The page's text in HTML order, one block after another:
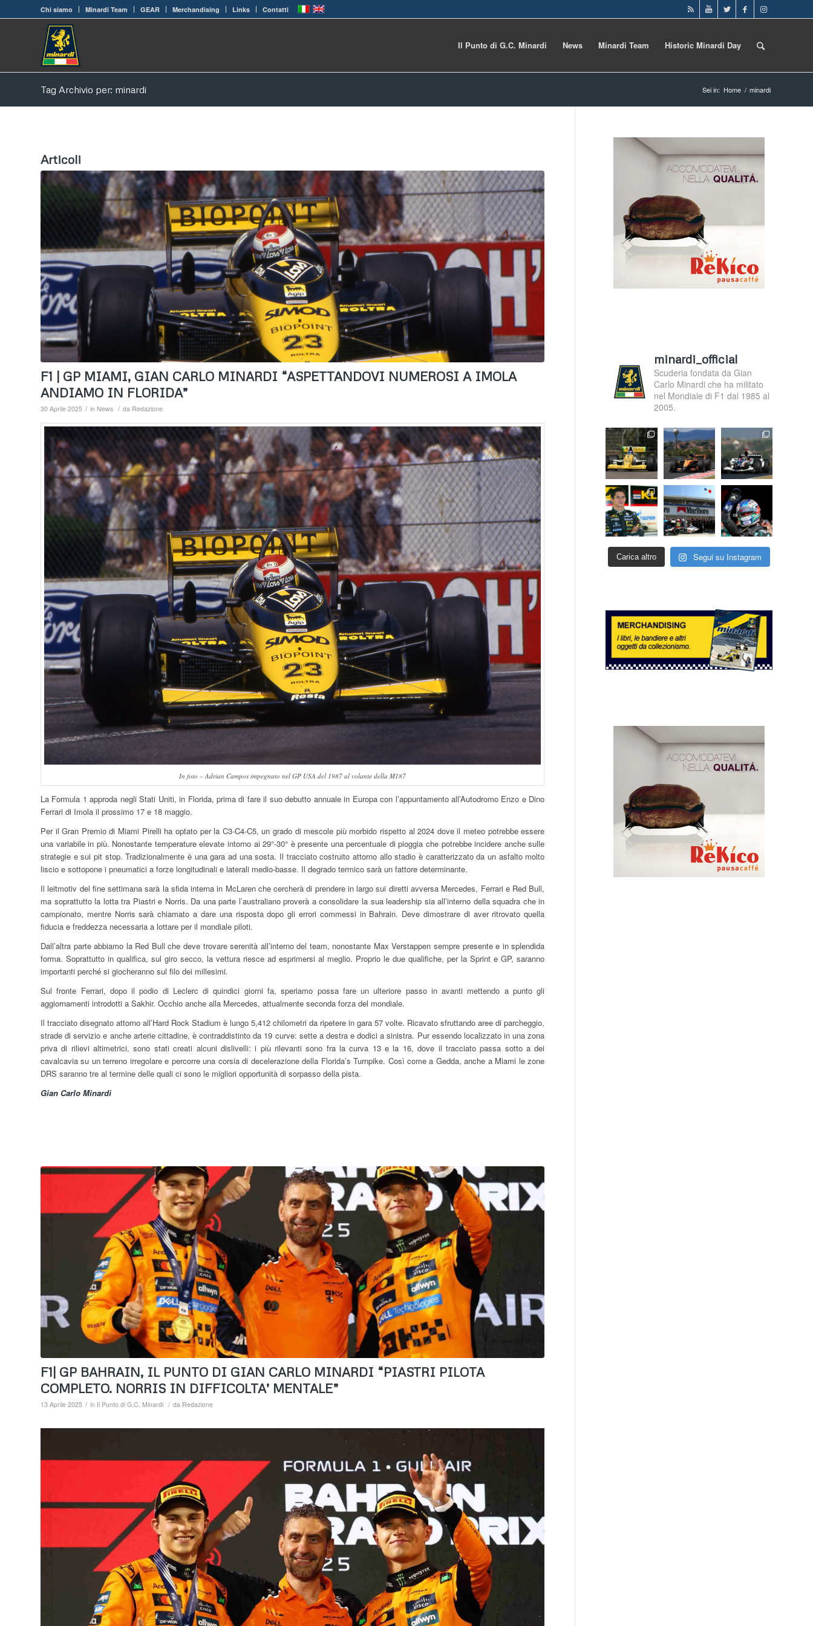
Chi siamo Minardi Team GEAR Merchandising Links Contatti
Il Punto di G.C. Minardi News Minardi Team Historic Minardi Day
Tag Archivio per: minardi Sei in: Home / minardi
Articoli
F1 | GP MIAMI, GIAN CARLO MINARDI “ASPETTANDOVI NUMEROSI A IMOLA
ANDIAMO IN FLORIDA”
30 Aprile 2025 / in News / da Redazione
In foto – Adrian Campos impegnato nel GP USA del 1987 al volante della M187
La Formula 1 approda negli Stati Uniti, in Florida, prima di fare il suo debutto annuale in Europa con l’appuntamento all’Autodromo Enzo e Dino
Ferrari di Imola il prossimo 17 e 18 maggio.
Per il Gran Premio di Miami Pirelli ha optato per la C3-C4-C5, un grado di mescole più morbido rispetto al 2024 dove il meteo potrebbe essere
una variabile in più. Nonostante temperature elevate intorno ai 29°-30° è presente una percentuale di pioggia che potrebbe incidere anche sulle
strategie e sui pit stop. Tradizionalmente è una gara ad una sosta. Il tracciato costruito attorno allo stadio è caratterizzato da un asfalto molto
liscio e sottopone i pneumatici a forze longitudinali e laterali medio-basse. Il degrado termico sarà un fattore determinante.
Il leitmotiv del fine settimana sarà la sfida interna in McLaren che cercherà di prendere in largo sui diretti avversa Mercedes, Ferrari e Red Bull,
ma soprattutto la lotta tra Piastri e Norris. Da una parte l’australiano proverà a consolidare la sua leadership sia all’interno della squadra che in
campionato, mentre Norris sarà chiamato a dare una risposta dopo gli errori commessi in Bahrain. Deve dimostrare di aver ritrovato quella
fiducia e freddezza necessaria a lottare per il mondiale piloti.
Dall’altra parte abbiamo la Red Bull che deve trovare serenità all’interno del team, nonostante Max Verstappen sempre presente e in splendida
forma. Soprattutto in qualifica, sul giro secco, la vettura riesce ad esprimersi al meglio. Proprio le due qualifiche, per la Sprint e GP, saranno
importanti perché si giocheranno sul filo dei millesimi.
Sul fronte Ferrari, dopo il podio di Leclerc di quindici giorni fa, speriamo possa fare un ulteriore passo in avanti mettendo a punto gli
aggiornamenti introdotti a Sakhir. Occhio anche alla Mercedes, attualmente seconda forza del mondiale.
Il tracciato disegnato attorno all’Hard Rock Stadium è lungo 5,412 chilometri da ripetere in gara 57 volte. Ricavato sfruttando aree di parcheggio,
strade di servizio e anche arterie cittadine, è contraddistinto da 19 curve: sette a destra e dodici a sinistra. Pur essendo localizzato in una zona
priva di rilievi altimetrici, sono stati creati alcuni dislivelli: i più rilevanti sono fra la curva 13 e la 16, dove il tracciato passa sotto a dei
cavalcavia su un terreno irregolare e percorre una corsia di decelerazione della Florida’s Turnpike. Così come a Gedda, anche a Miami le zone
DRS saranno tre al termine delle quali ci sono le migliori opportunità di sorpasso della pista.
Gian Carlo Minardi
F1| GP BAHRAIN, IL PUNTO DI GIAN CARLO MINARDI “PIASTRI PILOTA
COMPLETO. NORRIS IN DIFFICOLTA’ MENTALE”
13 Aprile 2025 / in Il Punto di G.C. Minardi / da Redazione
minardi_official
Scuderia fondata da Gian
Carlo Minardi che ha militato
nel Mondiale di F1 dal 1985 al
2005.
Carica altro Segui su Instagram